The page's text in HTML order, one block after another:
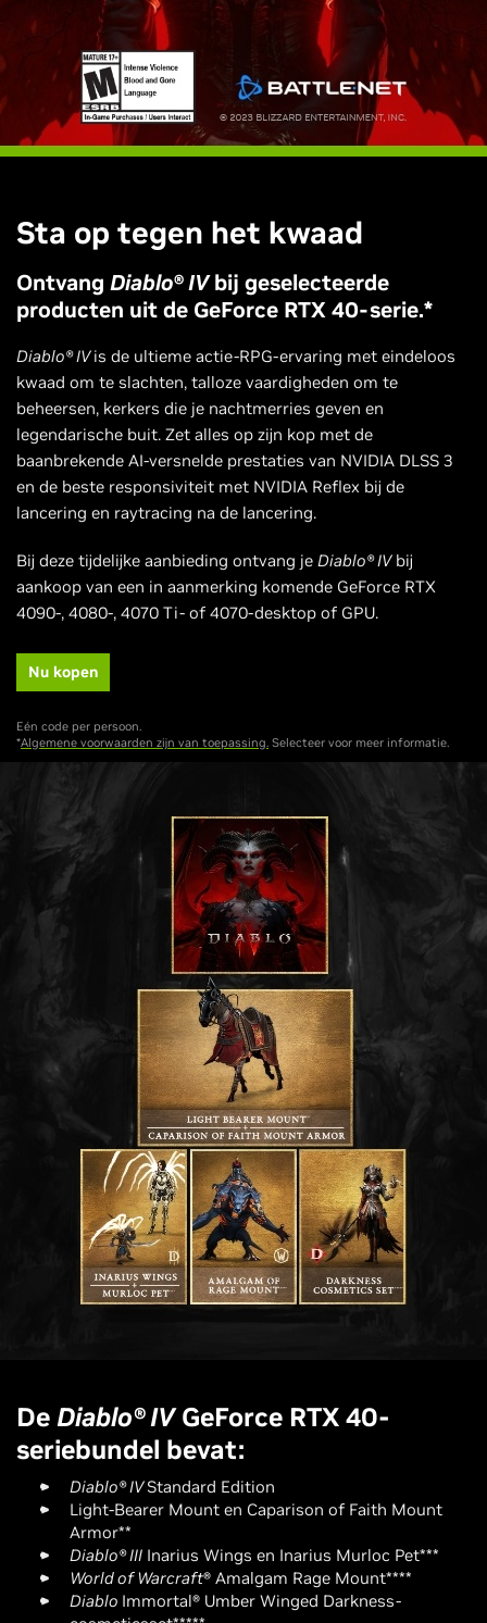
Sta op tegen het kwaad
Ontvang Diablo® IVbij geselecteerde
producten uit de GeForce RTX 40-serie.*
Diablo® IVis de ultieme actie-RPG-ervaring met eindeloos
kwaad om te slachten, talloze vaardigheden om te
beheersen, kerkers die je nachtmerries geven en
legendarische buit. Zet alles op zijn kop met de
baanbrekende AI-versnelde prestaties van NVIDIA DLSS 3
en de beste responsiviteit met NVIDIA Reflex bij de
lancering en raytracing na de lancering.
Bij deze tijdelijke aanbieding ontvang je Diablo® IVbij
aankoop van een in aanmerking komende GeForce RTX
4090-, 4080-, 4070 Ti- of 4070-desktop of GPU.
Nu kopen
Eén code per persoon.
*Algemene voorwaarden zijn van toepassing. Selecteer voor meer informatie.
DeDiablo® IVGeForce RTX 40-
seriebundel bevat:
Diablo® IVStandard Edition
Light-Bearer Mount en Caparison of Faith Mount
Armor**
Diablo® IIIInarius Wings en Inarius Murloc Pet***
World of Warcraft® Amalgam Rage Mount****
Diablo Immortal® Umber Winged Darkness-